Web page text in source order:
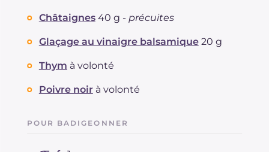
Châtaignes 40 g - précuites
Glaçage au vinaigre balsamique 20 g
Thym à volonté
Poivre noir à volonté
POUR BADIGEONNER